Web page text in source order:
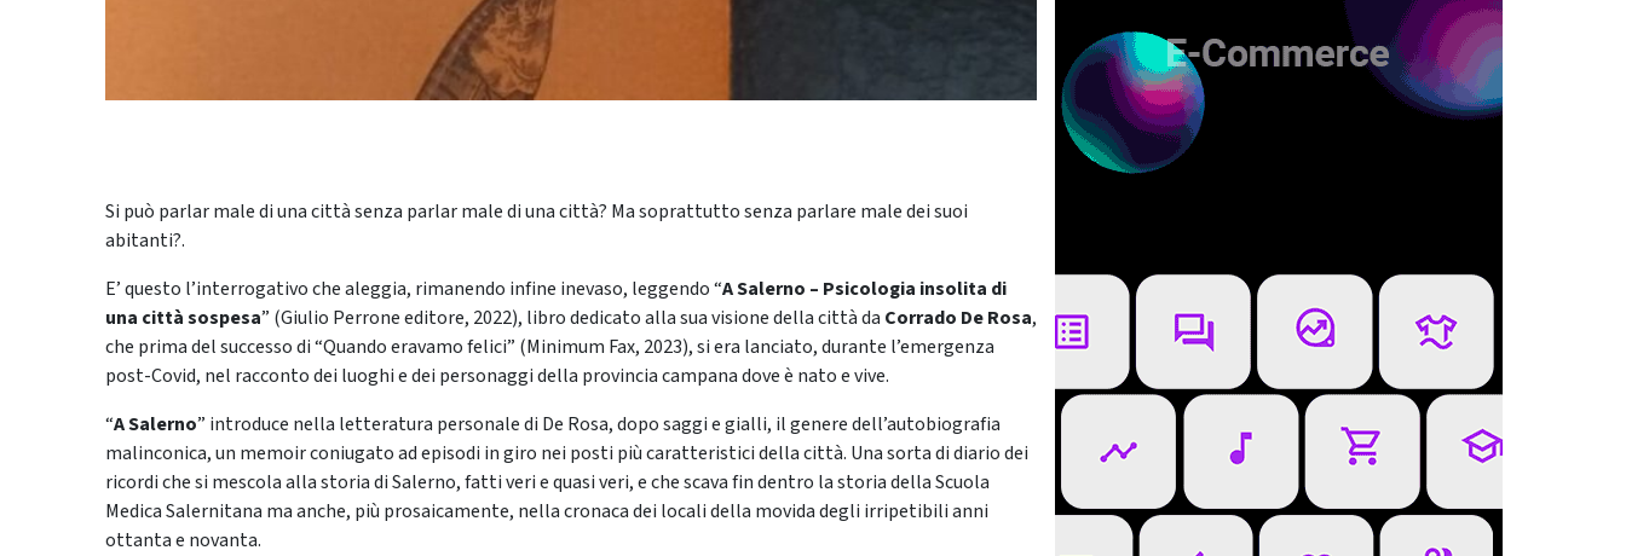
Si può parlar male di una città senza parlar male di una città? Ma soprattutto senza parlare male dei suoi
abitanti?.
E’ questo l’interrogativo che aleggia, rimanendo infine inevaso, leggendo “A Salerno – Psicologia insolita di
una città sospesa” (Giulio Perrone editore, 2022), libro dedicato alla sua visione della città da Corrado De Rosa,
che prima del successo di “Quando eravamo felici” (Minimum Fax, 2023), si era lanciato, durante l’emergenza
post-Covid, nel racconto dei luoghi e dei personaggi della provincia campana dove è nato e vive.
“A Salerno” introduce nella letteratura personale di De Rosa, dopo saggi e gialli, il genere dell’autobiografia
malinconica, un memoir coniugato ad episodi in giro nei posti più caratteristici della città. Una sorta di diario dei
ricordi che si mescola alla storia di Salerno, fatti veri e quasi veri, e che scava fin dentro la storia della Scuola
Medica Salernitana ma anche, più prosaicamente, nella cronaca dei locali della movida degli irripetibili anni
ottanta e novanta.